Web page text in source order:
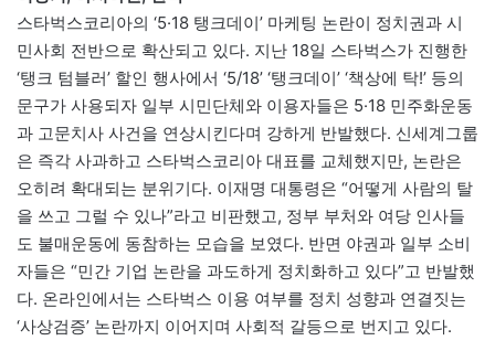
스타벅스코리아의 ‘5·18 탱크데이’ 마케팅 논란이 정치권과 시
민사회 전반으로 확산되고 있다. 지난 18일 스타벅스가 진행한
‘탱크 텀블러’ 할인 행사에서 ‘5/18’ ‘탱크데이’ ‘책상에 탁!’ 등의
문구가 사용되자 일부 시민단체와 이용자들은 5·18 민주화운동
과 고문치사 사건을 연상시킨다며 강하게 반발했다. 신세계그룹
은 즉각 사과하고 스타벅스코리아 대표를 교체했지만, 논란은
오히려 확대되는 분위기다. 이재명 대통령은 “어떻게 사람의 탈
을 쓰고 그럴 수 있나”라고 비판했고, 정부 부처와 여당 인사들
도 불매운동에 동참하는 모습을 보였다. 반면 야권과 일부 소비
자들은 “민간 기업 논란을 과도하게 정치화하고 있다”고 반발했
다. 온라인에서는 스타벅스 이용 여부를 정치 성향과 연결짓는
‘사상검증’ 논란까지 이어지며 사회적 갈등으로 번지고 있다.